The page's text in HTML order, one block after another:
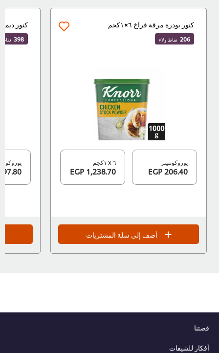
كنور بودرة مرقة فراخ ٦×١كجم
206 نقاط ولاء
يوروكونتينر
206.40 EGP
1,238.70 EGP
أضف إلى سلة المشتريات
كنور ديمي جلاس
398 نقاط ولاء
يوروكونتينر
397.80 EGP
قصتنا
أفكار للشيفات